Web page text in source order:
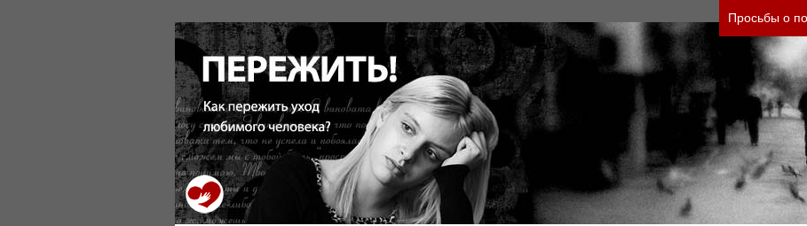
За 50 минут Вы можете оценить тяжесть своего состояния и его психологическиеПросьбы о